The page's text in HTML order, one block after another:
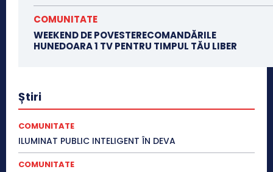
COMUNITATE
WEEKEND DE POVESTERECOMANDĂRILE
HUNEDOARA 1 TV PENTRU TIMPUL TĂU LIBER
Știri
COMUNITATE
ILUMINAT PUBLIC INTELIGENT ÎN DEVA
COMUNITATE